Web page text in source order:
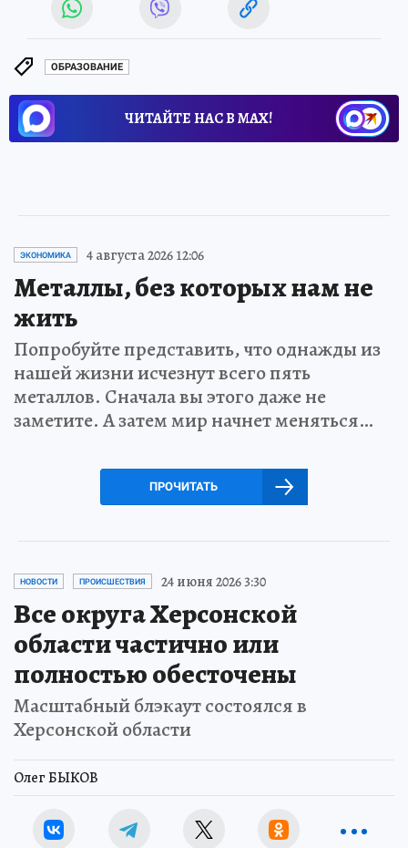
ОБРАЗОВАНИЕ
ЧИТАЙТЕ НАС В МАХ!
ЭКОНОМИКА 4 августа 2026 12:06
Металлы, без которых нам не
жить
Попробуйте представить, что однажды из
нашей жизни исчезнут всего пять
металлов. Сначала вы этого даже не
заметите. А затем мир начнет меняться…
ПРОЧИТАТЬ
НОВОСТИ ПРОИСШЕСТВИЯ 24 июня 2026 3:30
Все округа Херсонской
области частично или
полностью обесточены
Масштабный блэкаут состоялся в
Херсонской области
Олег БЫКОВ